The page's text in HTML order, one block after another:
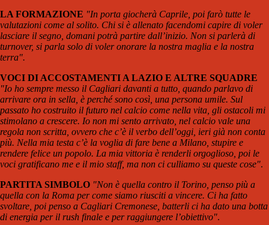
LA FORMAZIONE "In porta giocherà Caprile, poi farò tutte le
valutazioni come al solito. Chi si è allenato facendomi capire di voler
lasciare il segno, domani potrà partire dall’inizio. Non si parlerà di
turnover, si parla solo di voler onorare la nostra maglia e la nostra
terra".
VOCI DI ACCOSTAMENTI A LAZIO E ALTRE SQUADRE
"Io ho sempre messo il Cagliari davanti a tutto, quando parlavo di
arrivare ora in sella, è perché sono così, una persona umile. Sul
passato ho costruito il futuro nel calcio come nella vita, gli ostacoli mi
stimolano a crescere. Io non mi sento arrivato, nel calcio vale una
regola non scritta, ovvero che c’è il verbo dell’oggi, ieri già non conta
più. Nella mia testa c’è la voglia di fare bene a Milano, stupire e
rendere felice un popolo. La mia vittoria è renderli orgoglioso, poi le
voci gratificano me e il mio staff, ma non ci culliamo su queste cose".
PARTITA SIMBOLO "Non è quella contro il Torino, penso più a
quella con la Roma per come siamo riusciti a vincere. Ci ha fatto
svoltare, poi penso a Cagliari Cremonese, batterli ci ha dato una botta
di energia per il rush finale e per raggiungere l’obiettivo".